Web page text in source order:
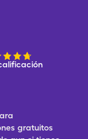
gratuitos